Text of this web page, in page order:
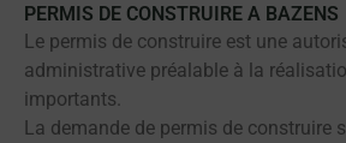
PERMIS DE CONSTRUIRE A BAZENS
Le permis de construire est une
administrative préalable à la
importants.
La demande de permis de construire